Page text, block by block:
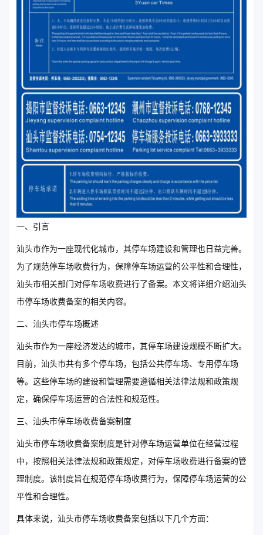
一、引言
汕头市作为一座现代化城市，其停车场建设和管理也日益完善。
为了规范停车场收费行为，保障停车场运营的公平性和合理性，
汕头市相关部门对停车场收费进行了备案。本文将详细介绍汕头
市停车场收费备案的相关内容。
二、汕头市停车场概述
汕头市作为一座经济发达的城市，其停车场建设规模不断扩大。
目前，汕头市共有多个停车场，包括公共停车场、专用停车场
等。这些停车场的建设和管理需要遵循相关法律法规和政策规
定，确保停车场运营的合法性和规范性。
三、汕头市停车场收费备案制度
汕头市停车场收费备案制度是针对停车场运营单位在经营过程
中，按照相关法律法规和政策规定，对停车场收费进行备案的管
理制度。该制度旨在规范停车场收费行为，保障停车场运营的公
平性和合理性。
具体来说，汕头市停车场收费备案包括以下几个方面：